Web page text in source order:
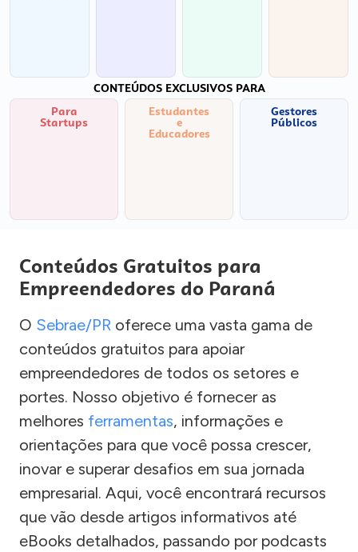
CONTEÚDOS EXCLUSIVOS PARA
Para
Startups
Estudantes
e
Educadores
Gestores
Públicos
Conteúdos Gratuitos para
Empreendedores do Paraná
O Sebrae/PR oferece uma vasta gama de
conteúdos gratuitos para apoiar
empreendedores de todos os setores e
portes. Nosso objetivo é fornecer as
melhores ferramentas, informações e
orientações para que você possa crescer,
inovar e superar desafios em sua jornada
empresarial. Aqui, você encontrará recursos
que vão desde artigos informativos até
eBooks detalhados, passando por podcasts